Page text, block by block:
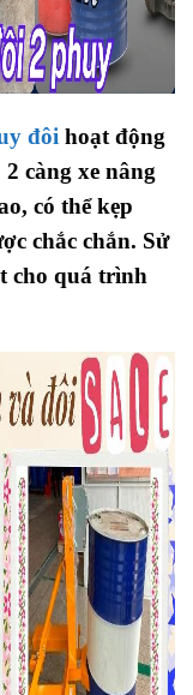
đôi hoạt động
càng xe nâng
có thể kẹp
chắc chắn. Sử
cho quá trình